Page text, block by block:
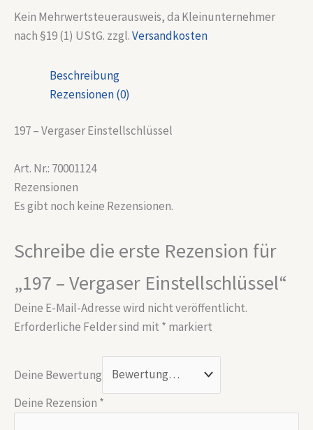
Kein Mehrwertsteuerausweis, da Kleinunternehmer
nach §19 (1) UStG. zzgl.Versandkosten
Beschreibung
Rezensionen (0)
197 – Vergaser Einstellschlüssel
Art. Nr.: 70001124
Rezensionen
Es gibt noch keine Rezensionen.
Schreibe die erste Rezension für
„197 – Vergaser Einstellschlüssel“
Deine E-Mail-Adresse wird nicht veröffentlicht.
Erforderliche Felder sind mit * markiert
Deine Bewertung
Deine Rezension *